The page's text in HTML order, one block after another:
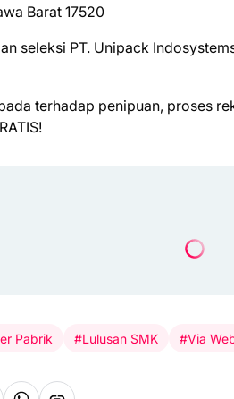
Barat 17520
seleksi PT. Unipack
terhadap penipuan, proses
Pabrik #Lulusan SMK #Via